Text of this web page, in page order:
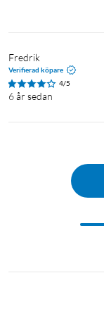
Fredrik
Verifierad köpare
4/5
6 år sedan